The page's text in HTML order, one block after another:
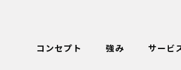
コンセプト 強み サービ